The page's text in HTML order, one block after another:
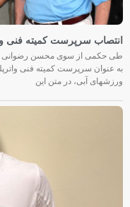
انتصاب سرپرست کمیته فنی
طی حکمی از سوی محسن رضوانی
به عنوان سرپرست کمیته فنی
ورزشهای آبی، در متن این